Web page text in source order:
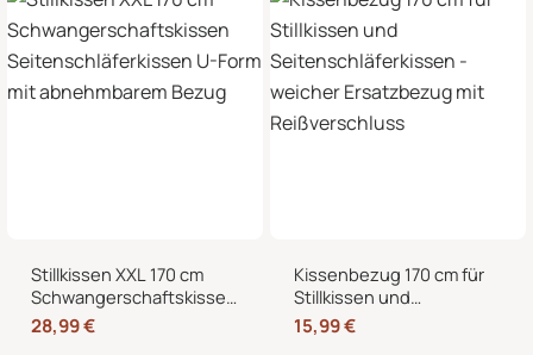
Stillkissen XXL 170 cm
Schwangerschaftskissen
Seitenschläferkissen U-
Form mit abnehmbarem
28,99€
Kissenbezug 170 cm für
Stillkissen und
Seitenschläferkissen –
weicher Ersatzbezug mit
15,99€